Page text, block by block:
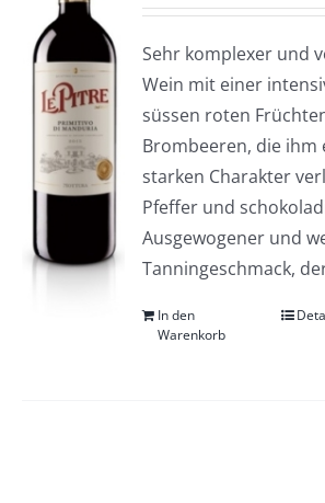
Sehr komplexer und
Wein mit einer
süssen roten
Brombeeren, die ihm
starken Charakter
Pfeffer und
Ausgewogener und
Tanningeschmack,
In den
Warenkorb